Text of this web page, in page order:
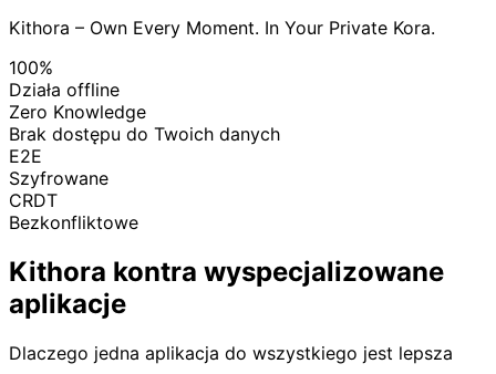
Kithora – Own Every Moment. In Your Private Kora.
100%
Działa offline
Zero Knowledge
Brak dostępu do Twoich danych
E2E
Szyfrowane
CRDT
Bezkonfliktowe
Kithora kontra wyspecjalizowane
aplikacje
Dlaczego jedna aplikacja do wszystkiego jest lepsza